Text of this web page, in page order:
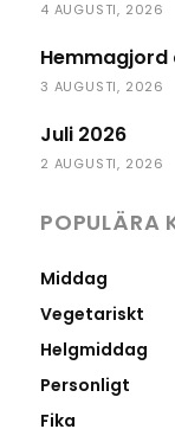
4 AUGUSTI, 2026
3 AUGUSTI, 2026
Juli 2026
2 AUGUSTI, 2026
POPULÄRA
Middag
Vegetariskt
Helgmiddag
Personligt
Fika